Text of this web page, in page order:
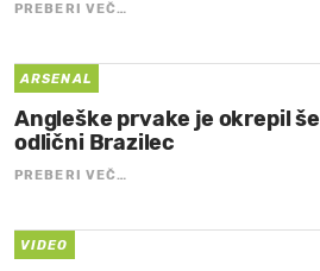
PREBERI VEČ…
ARSENAL
Angleške prvake je okrepil še
odlični Brazilec
PREBERI VEČ…
VIDEO